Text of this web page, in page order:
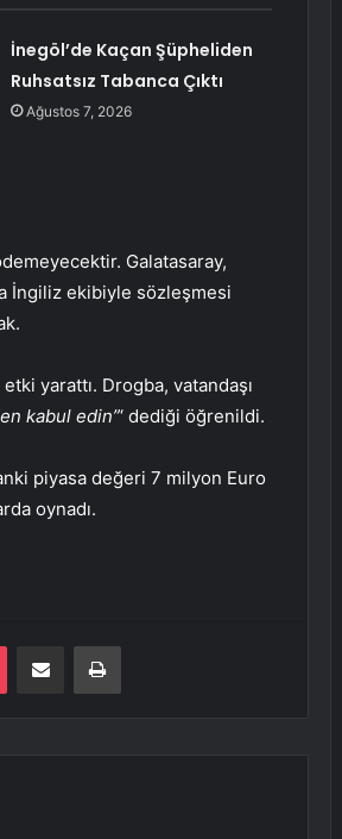
İnegöl’de Kaçan Şüpheliden
Ruhsatsız Tabanca Çıktı
Ağustos 7, 2026
Galatasaray,
İngiliz ekibiyle sözleşmesi
yarattı. Drogba, vatandaşı
kabul edin”‘ dediği öğrenildi.
piyasa değeri 7 milyon Euro
oynadı.
Pocket E-Posta ile paylaş Yazdır